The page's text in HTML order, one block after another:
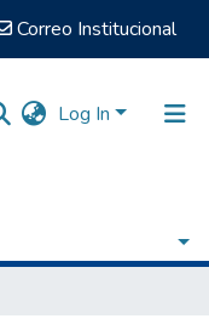
Correo Institucional
Log In